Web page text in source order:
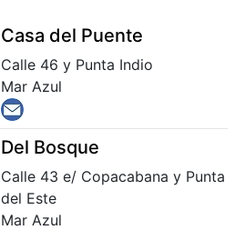
Casa del Puente
Calle 46 y Punta Indio
Mar Azul
Del Bosque
Calle 43 e/ Copacabana y Punta
del Este
Mar Azul